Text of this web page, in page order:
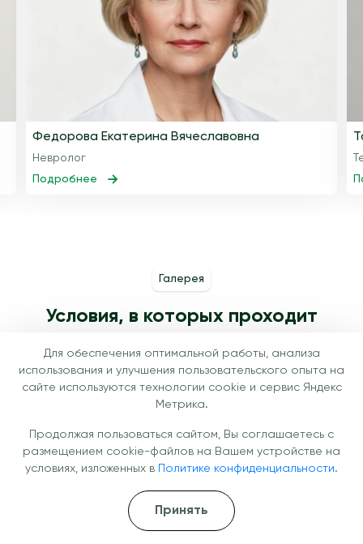
Федорова Екатерина Вячеславовна
Невролог
Подробнее
Галерея
Условия, в которых проходит
Для обеспечения оптимальной работы, анализа
использования и улучшения пользовательского опыта на
сайте используются технологии cookie и сервис Яндекс
Метрика.
Продолжая пользоваться сайтом, Вы соглашаетесь с
размещением cookie-файлов на Вашем устройстве на
условиях, изложенных в
Политике конфиденциальности.
Принять